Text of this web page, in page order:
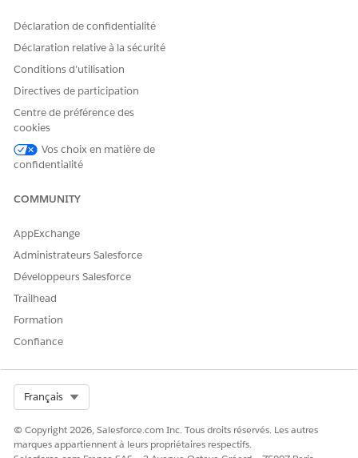
Ressources supplémentaires
See Also:
OAAS Class
Numéro d’article de la base de connaissances
005318898
Dites-nous ce que nous pouvons améliorer !
Déclaration de confidentialité
Déclaration relative à la sécurité
Conditions d’utilisation
Directives de participation
Centre de préférence des
cookies
Vos choix en matière de
confidentialité
COMMUNITY
AppExchange
Administrateurs Salesforce
Développeurs Salesforce
Trailhead
Formation
Confiance
Français
© Copyright 2026, Salesforce.com Inc. Tous droits réservés. Les autres
marques appartiennent à leurs propriétaires respectifs.